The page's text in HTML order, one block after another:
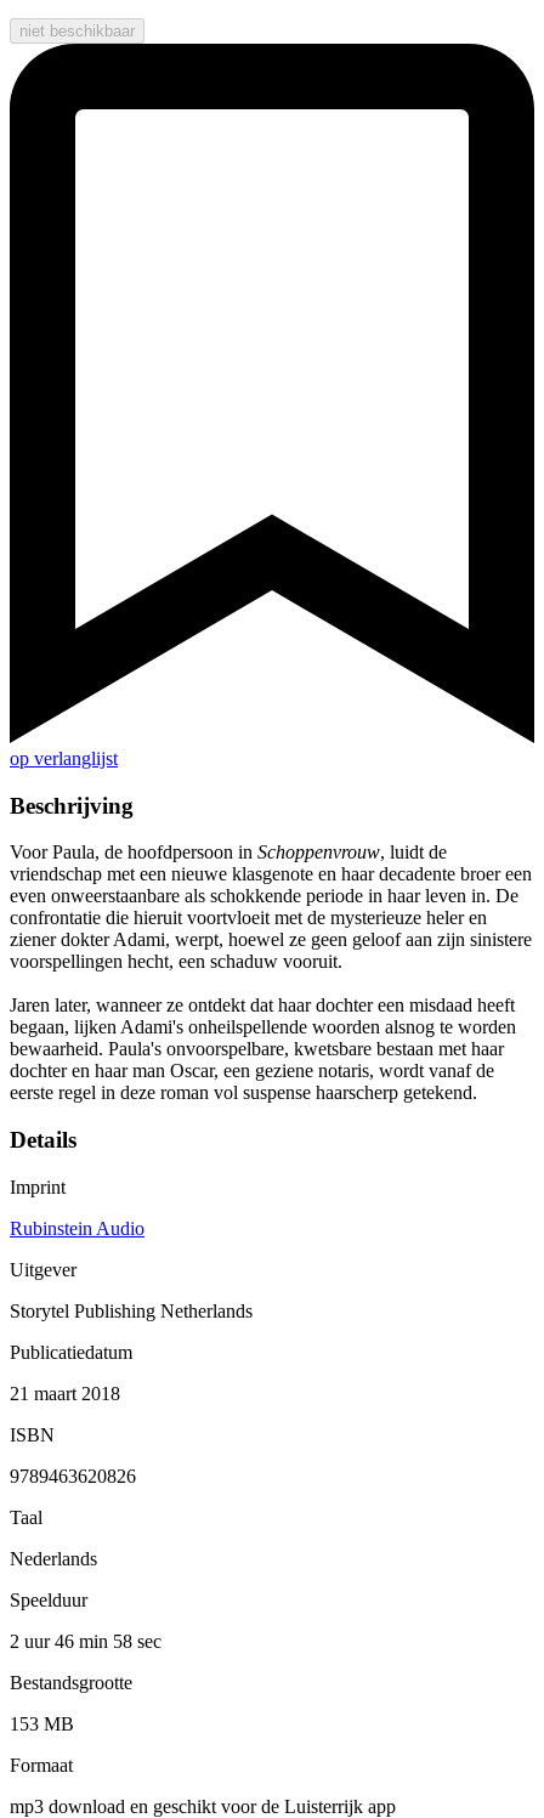
niet beschikbaar
op verlanglijst
Beschrijving
Voor Paula, de hoofdpersoon in Schoppenvrouw, luidt de
vriendschap met een nieuwe klasgenote en haar decadente broer een
even onweerstaanbare als schokkende periode in haar leven in. De
confrontatie die hieruit voortvloeit met de mysterieuze heler en
ziener dokter Adami, werpt, hoewel ze geen geloof aan zijn sinistere
voorspellingen hecht, een schaduw vooruit.
Jaren later, wanneer ze ontdekt dat haar dochter een misdaad heeft
begaan, lijken Adami's onheilspellende woorden alsnog te worden
bewaarheid. Paula's onvoorspelbare, kwetsbare bestaan met haar
dochter en haar man Oscar, een geziene notaris, wordt vanaf de
eerste regel in deze roman vol suspense haarscherp getekend.
Details
Imprint
Rubinstein Audio
Uitgever
Storytel Publishing Netherlands
Publicatiedatum
21 maart 2018
ISBN
9789463620826
Taal
Nederlands
Speelduur
2 uur 46 min 58 sec
Bestandsgrootte
153 MB
Formaat
mp3 download en geschikt voor de Luisterrijk app